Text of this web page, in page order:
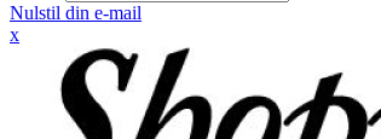
Nulstil din e-mail
x